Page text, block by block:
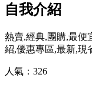
自我介紹
熱賣,經典,團購,最便
紹,優惠專區,最新,現
人氣： 326